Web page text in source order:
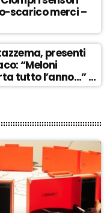
scarico merci –
presenti
“Meloni
tutto l’anno…” –